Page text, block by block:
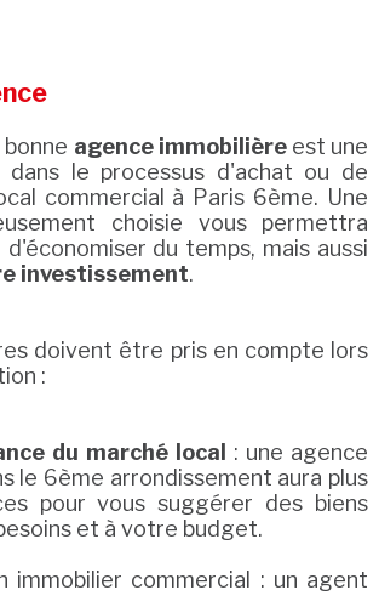
agence immobilièreest une
dans le processus d'achat ou de
commercial à Paris 6ème. Une
choisie vous permettra
du temps, mais aussi
investissement.
doivent être pris en compte lors
:
du marché local
: une agence
le 6ème arrondissement aura plus
pour vous suggérer des biens
et à votre budget.
immobilier commercial : un agent